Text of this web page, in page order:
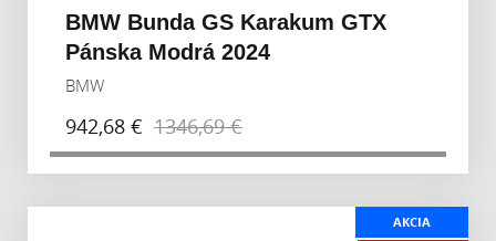
BMW Bunda GS Karakum GTX
Pánska Modrá 2024
BMW
942,68 € 1346,69 €
AKCIA